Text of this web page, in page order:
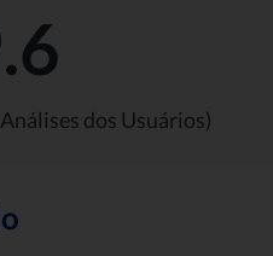
dos Usuários)